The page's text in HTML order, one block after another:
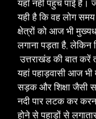
यहाँ नहीं पहुंच पाई है।
यही है कि वह लोग समय
क्षेत्रों को आज भी
लगाना पड़ता है, लेकिन
उत्तराखंड की बात करें
यहां पहाड़वासी आज
सड़क और शिक्षा जैसी
नदी पार लटक कर
होने से पहाड़ों से